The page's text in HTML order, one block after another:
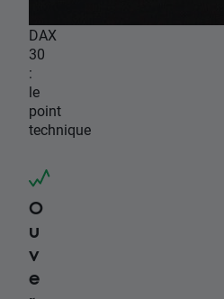
DAX
30
:
le
point
technique
O
u
v
e